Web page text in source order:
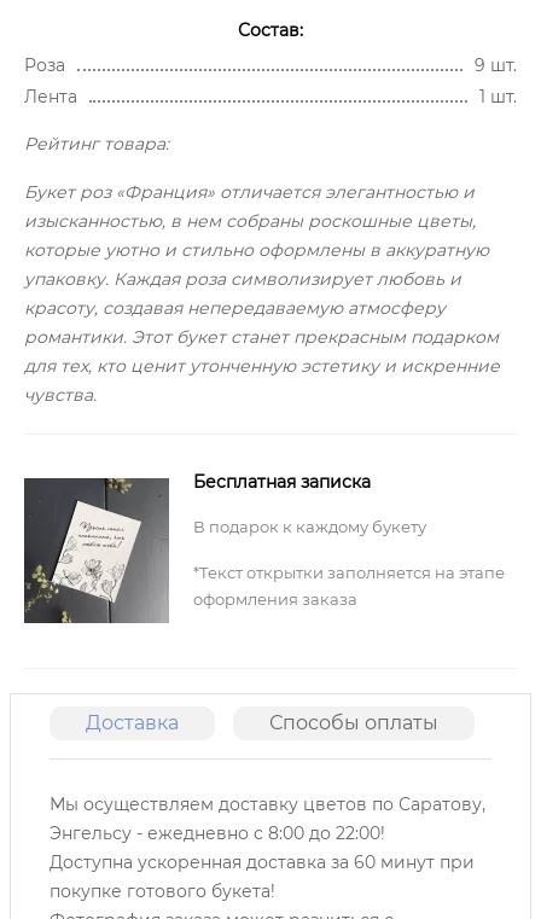
Состав:
Роза
9 шт.
Лента
1 шт.
Рейтинг товара:
Букет роз «Франция» отличается элегантностью и
изысканностью, в нем собраны роскошные цветы,
которые уютно и стильно оформлены в аккуратную
упаковку. Каждая роза символизирует любовь и
красоту, создавая непередаваемую атмосферу
романтики. Этот букет станет прекрасным подарком
для тех, кто ценит утонченную эстетику и искренние
чувства.
Бесплатная записка
В подарок к каждому букету
*Текст открытки заполняется на этапе
оформления заказа
Доставка Способы оплаты
Мы осуществляем доставку цветов по Саратову,
Энгельсу - ежедневно с 8:00 до 22:00!
Доступна ускоренная доставка за 60 минут при
покупке готового букета!